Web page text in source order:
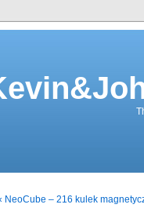
NeoCube – 216 kulek